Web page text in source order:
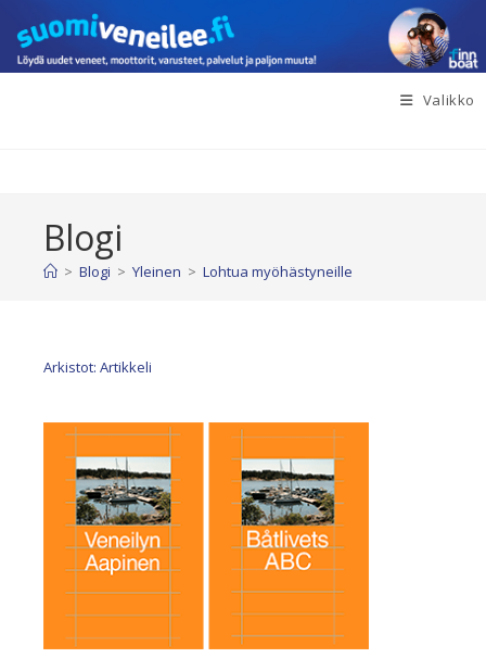
suoraan
sisältöön
Valikko
Blogi
> Blogi > Yleinen > Lohtua myöhästyneille
Arkistot: Artikkeli